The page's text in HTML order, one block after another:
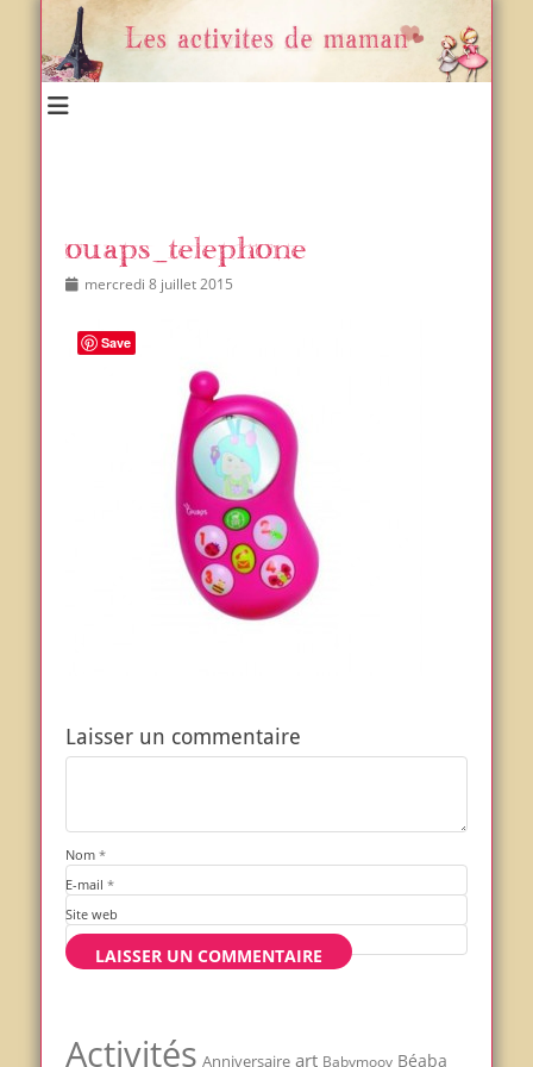
ouaps_telephone
Postedmercredi 8 juillet 2015
Laisser un commentaire
Nom *
E-mail *
Site web
Activités Anniversaire art Babymoov Béaba
Save